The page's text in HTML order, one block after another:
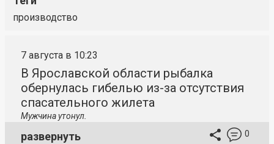
производство
7 августа в 10:23
В Ярославской области рыбалка
обернулась гибелью из-за отсутствия
спасательного жилета
Мужчина утонул.
развернуть 0